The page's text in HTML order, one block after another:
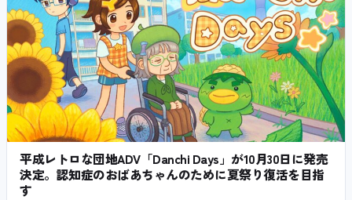
平成レトロな団地ADV「Danchi Days」が10月30日に発売
決定。認知症のおばあちゃんのために夏祭り復活を目指
す